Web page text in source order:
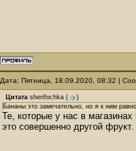
Дата: Пятница, 18.09.2020, 08:32 |
Цитата sherifochka (
)
Бананы это замечательно, но я к ним
Те, которые у нас в
это совершенно другой фрукт.